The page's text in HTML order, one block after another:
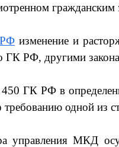
гражданским
РФизменение и
ГК РФ, другими
450 ГК РФ в
одной из
управления МКД